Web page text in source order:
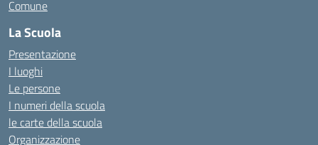
Comune
La Scuola
Presentazione
I luoghi
Le persone
I numeri della scuola
le carte della scuola
Organizzazione